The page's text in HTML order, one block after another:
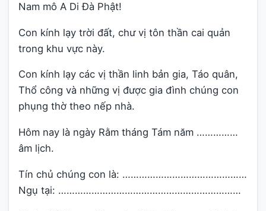
Nam mô A Di Đà Phật!
Con kính lạy trời đất, chư vị tôn thần cai quản
trong khu vực này.
Con kính lạy các vị thần linh bản gia, Táo quân,
Thổ công và những vị được gia đình chúng con
phụng thờ theo nếp nhà.
Hôm nay là ngày Rằm tháng Tám năm ……………
âm lịch.
Tín chủ chúng con là: ………………………………………
Ngụ tại: …………………………………………………………